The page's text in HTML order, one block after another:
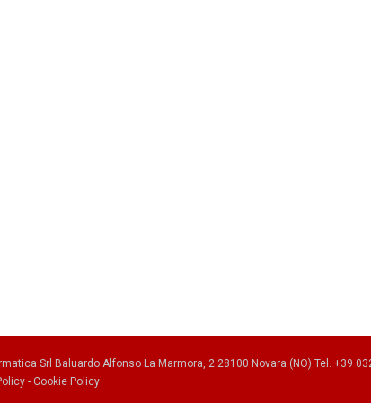
Srl Baluardo Alfonso La Marmora, 2 28100 Novara (NO) Tel. +39
- Cookie Policy